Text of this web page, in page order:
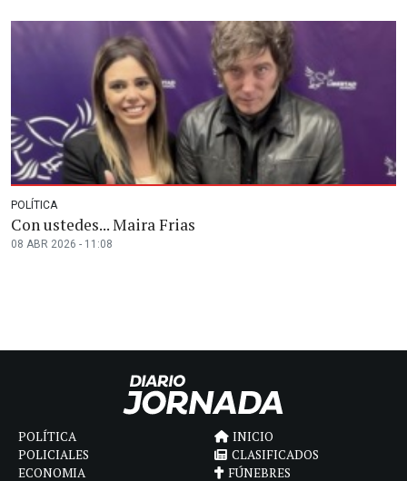
POLÍTICA
Con ustedes... Maira Frias
08 ABR 2026 - 11:08
POLÍTICA
POLICIALES
ECONOMIA
INICIO
CLASIFICADOS
FÚNEBRES